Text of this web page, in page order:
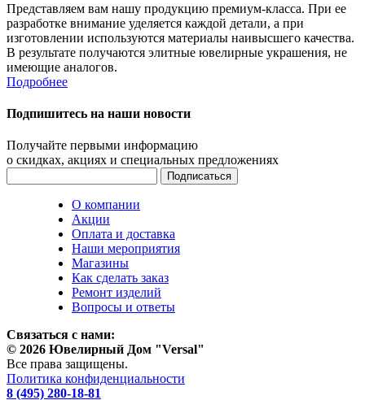
Представляем вам нашу продукцию премиум-класса. При ее
разработке внимание уделяется каждой детали, а при
изготовлении используются материалы наивысшего качества.
В результате получаются элитные ювелирные украшения, не
имеющие аналогов.
Подробнее
Подпишитесь на наши новости
Получайте первыми информацию
о скидках, акциях и специальных предложениях
О компании
Акции
Оплата и доставка
Наши мероприятия
Магазины
Как сделать заказ
Ремонт изделий
Вопросы и ответы
Связаться с нами:
© 2026 Ювелирный Дом "Versal"
Все права защищены.
Политика конфиденциальности
8 (495) 280-18-81